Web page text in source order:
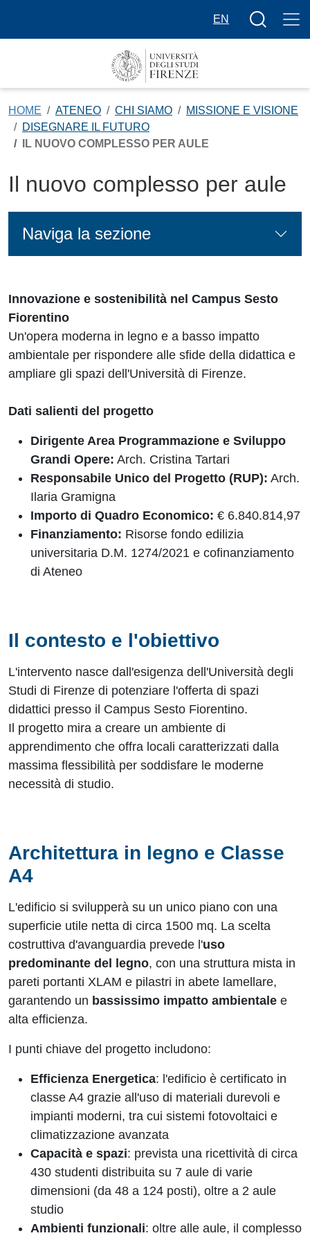
EN
Bottone
HOME ATENEO CHI SIAMO
MISSIONE E VISIONE
DISEGNARE IL FUTURO
IL NUOVO COMPLESSO PER AULE
Il nuovo complesso per aule
Innovazione e sostenibilità nel Campus Sesto
Fiorentino
Un'opera moderna in legno e a basso impatto
ambientale per rispondere alle sfide della didattica e
ampliare gli spazi dell'Università di Firenze.
Dati salienti del progetto
Dirigente Area Programmazione e Sviluppo
Grandi Opere: Arch. Cristina Tartari
Responsabile Unico del Progetto (RUP): Arch.
Ilaria Gramigna
Importo di Quadro Economico: € 6.840.814,97
Finanziamento: Risorse fondo edilizia
universitaria D.M. 1274/2021 e cofinanziamento
di Ateneo
Il contesto e l'obiettivo
L'intervento nasce dall'esigenza dell'Università degli
Studi di Firenze di potenziare l'offerta di spazi
didattici presso il Campus Sesto Fiorentino.
Il progetto mira a creare un ambiente di
apprendimento che offra locali caratterizzati dalla
massima flessibilità per soddisfare le moderne
necessità di studio.
Architettura in legno e Classe
A4
L'edificio si svilupperà su un unico piano con una
superficie utile netta di circa 1500 mq. La scelta
costruttiva d'avanguardia prevede l'uso
predominante del legno, con una struttura mista in
pareti portanti XLAM e pilastri in abete lamellare,
garantendo un bassissimo impatto ambientale e
alta efficienza.
I punti chiave del progetto includono:
Efficienza Energetica: l'edificio è certificato in
classe A4 grazie all'uso di materiali durevoli e
impianti moderni, tra cui sistemi fotovoltaici e
climatizzazione avanzata
Capacità e spazi: prevista una ricettività di circa
430 studenti distribuita su 7 aule di varie
dimensioni (da 48 a 124 posti), oltre a 2 aule
studio
Ambienti funzionali: oltre alle aule, il complesso
Naviga la sezione